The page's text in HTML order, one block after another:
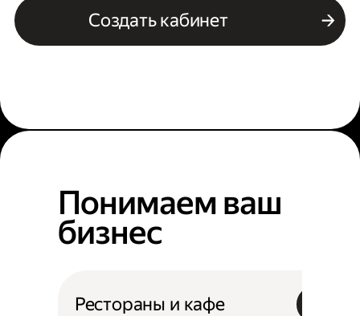
Создать кабинет
Понимаем ваш
бизнес
Рестораны и кафе